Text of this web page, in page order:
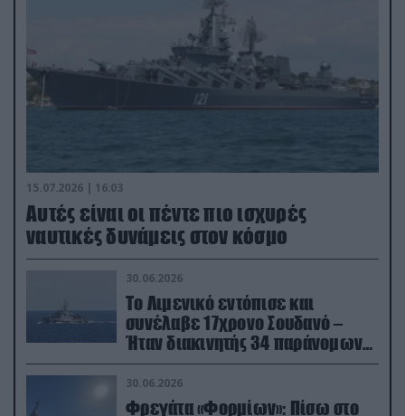
15.07.2026 | 16:03
Aυτές είναι οι πέντε πιο ισχυρές
ναυτικές δυνάμεις στον κόσμο
30.06.2026
Το Λιμενικό εντόπισε και
συνέλαβε 17χρονο Σουδανό –
Ήταν διακινητής 34 παράνομων
μεταναστών
30.06.2026
Φρεγάτα «Φορμίων»: Πίσω στο